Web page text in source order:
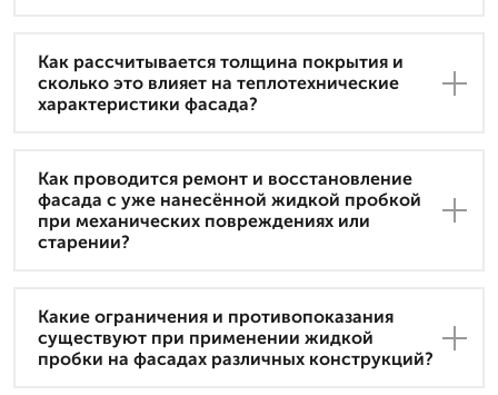
Как рассчитывается толщина покрытия и
сколько это влияет на теплотехнические
характеристики фасада?
Как проводится ремонт и восстановление
фасада с уже нанесённой жидкой пробкой
при механических повреждениях или
старении?
Какие ограничения и противопоказания
существуют при применении жидкой
пробки на фасадах различных конструкций?